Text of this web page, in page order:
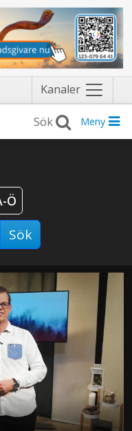
Kanaler Näytä
valikko
Meny
Ö
Sök